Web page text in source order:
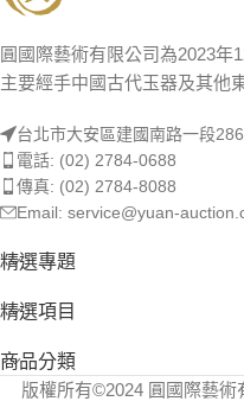
圓國際藝術有限公司為2023年
主要經手中國古代玉器及其他
台北市大安區建國南路一段
電話: (02) 2784-0688
傳真: (02) 2784-8088
Email: service@yuan-
精選專題
精選項目
商品分類
版權所有©2024 圓國際藝術